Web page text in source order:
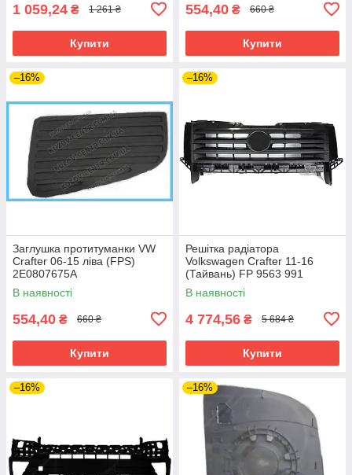
1 059,24 ₴ 1 261 ₴
Купити
554,40 ₴ 660 ₴
Купити
–16%
Заглушка протитуманки VW
Crafter 06-15 ліва (FPS)
2E0807675A
В наявності
554,40 ₴ 660 ₴
Купити
–16%
Решітка радіатора
Volkswagen Crafter 11-16
(Тайвань) FP 9563 991
В наявності
4 774,56 ₴ 5 684 ₴
Купити
–16% –16%